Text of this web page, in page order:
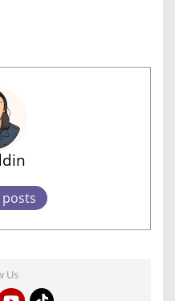
posts
Us